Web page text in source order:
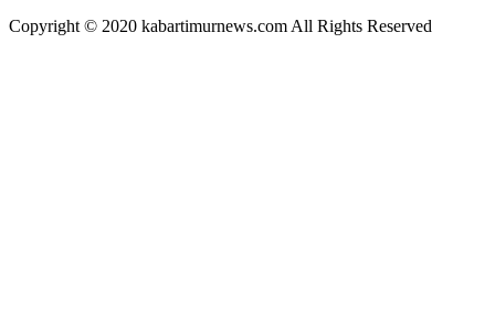
Copyright © 2020 kabartimurnews.com All Rights Reserved